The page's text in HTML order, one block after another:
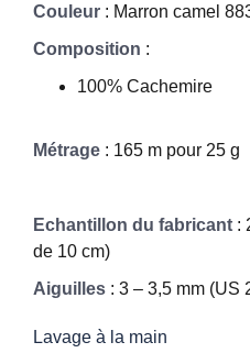
Couleur : Marron camel
Composition :
100% Cachemire
Métrage : 165 m pour 25 g
Echantillon du fabricant :
de 10 cm)
Aiguilles : 3 – 3,5 mm (US
Lavage à la main